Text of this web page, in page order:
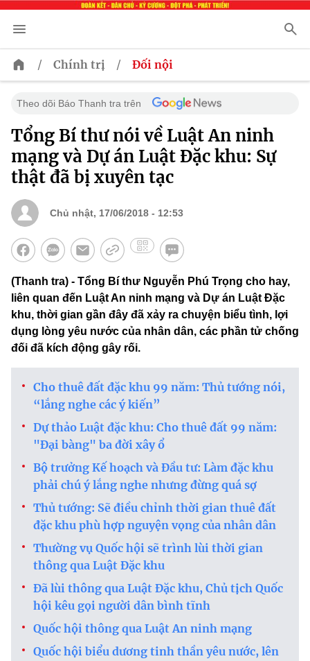
/ Chính trị / Đối nội
Theo dõi Báo Thanh tra trên
Tổng Bí thư nói về Luật An ninh
mạng và Dự án Luật Đặc khu: Sự
thật đã bị xuyên tạc
Chủ nhật, 17/06/2018 - 12:53
(Thanh tra) - Tổng Bí thư Nguyễn Phú Trọng cho hay,
liên quan đến Luật An ninh mạng và Dự án Luật Đặc
khu, thời gian gần đây đã xảy ra chuyện biểu tình, lợi
dụng lòng yêu nước của nhân dân, các phần tử chống
đối đã kích động gây rối.
Cho thuê đất đặc khu 99 năm: Thủ tướng nói,
“lắng nghe các ý kiến”
Dự thảo Luật đặc khu: Cho thuê đất 99 năm:
"Đại bàng" ba đời xây ổ
Bộ trưởng Kế hoạch và Đầu tư: Làm đặc khu
phải chú ý lắng nghe nhưng đừng quá sợ
Thủ tướng: Sẽ điều chỉnh thời gian thuê đất
đặc khu phù hợp nguyện vọng của nhân dân
Thường vụ Quốc hội sẽ trình lùi thời gian
thông qua Luật Đặc khu
Đã lùi thông qua Luật Đặc khu, Chủ tịch Quốc
hội kêu gọi người dân bình tĩnh
Quốc hội thông qua Luật An ninh mạng
Quốc hội biểu dương tinh thần yêu nước, lên